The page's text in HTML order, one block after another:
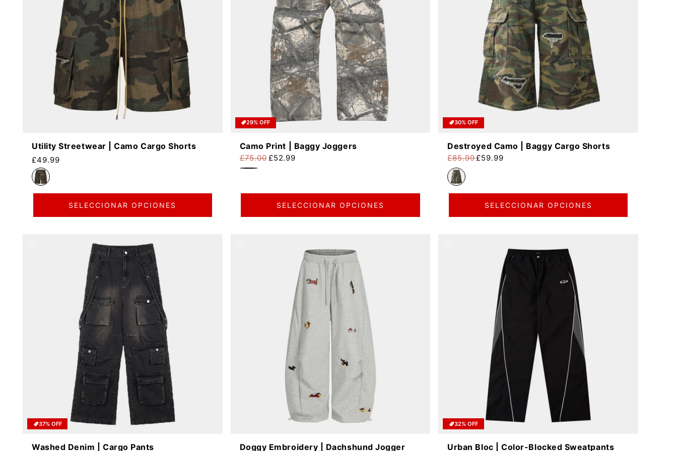
Utility Streetwear | Camo Cargo Shorts
Precio habitual
£49.99
SELECCIONAR OPCIONES
29% OFF
Camo Print | Baggy Joggers
Precio habitual
£75.00
Precio de oferta
£52.99
SELECCIONAR OPCIONES
30% OFF
Destroyed Camo | Baggy Cargo Shorts
Precio habitual
£85.99
Precio de oferta
£59.99
SELECCIONAR OPCIONES
37% OFF
Washed Denim | Cargo Pants
Doggy Embroidery | Dachshund Jogger
32% OFF
Urban Bloc | Color-Blocked Sweatpants